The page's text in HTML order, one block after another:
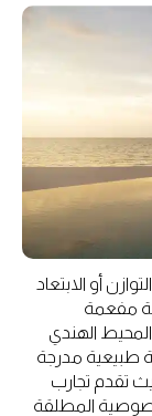
أو الابتعاد
مفعمة
الهندي
طبيعية مدرجة
تقدم تجارب
المطلقة